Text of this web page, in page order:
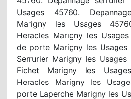
Usages 45760.
Marigny les Usages
Heracles Marigny les
de porte Marigny les Usages
Serrurier Marigny les Usages
Fichet Marigny les
Heracles Marigny les
porte Laperche Marigny les